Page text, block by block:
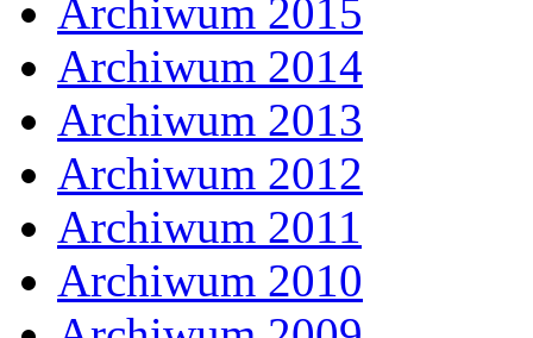
Archiwum 2015
Archiwum 2014
Archiwum 2013
Archiwum 2012
Archiwum 2011
Archiwum 2010